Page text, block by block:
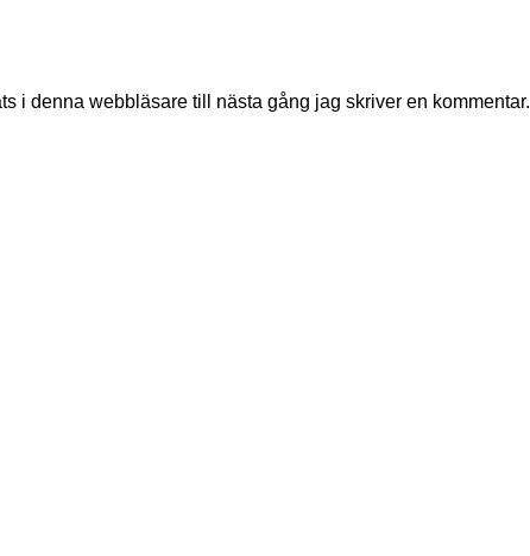
i denna webbläsare till nästa gång jag skriver en kommentar.